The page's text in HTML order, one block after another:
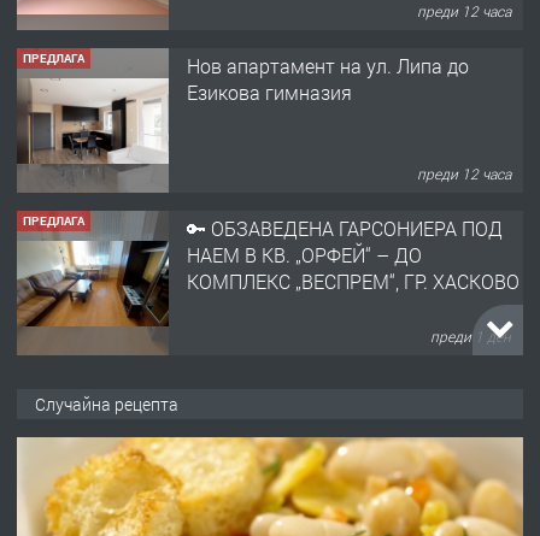
преди 12 часа
ПРЕДЛАГА
Нов апартамент на ул. Липа до
Езикова гимназия
преди 12 часа
ПРЕДЛАГА
🔑 ОБЗАВЕДЕНА ГАРСОНИЕРА ПОД
НАЕМ В КВ. „ОРФЕЙ“ – ДО
КОМПЛЕКС „ВЕСПРЕМ“, ГР. ХАСКОВО
преди 1 ден
АПАРТАМЕНТ В ЦЕНТЪРА НА ГР.
ХАСКОВО
преди 2 дни
Случайна рецепта